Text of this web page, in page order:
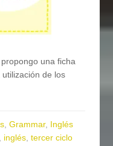
una ficha
de los
,Grammar, Inglés
inglés,tercer ciclo